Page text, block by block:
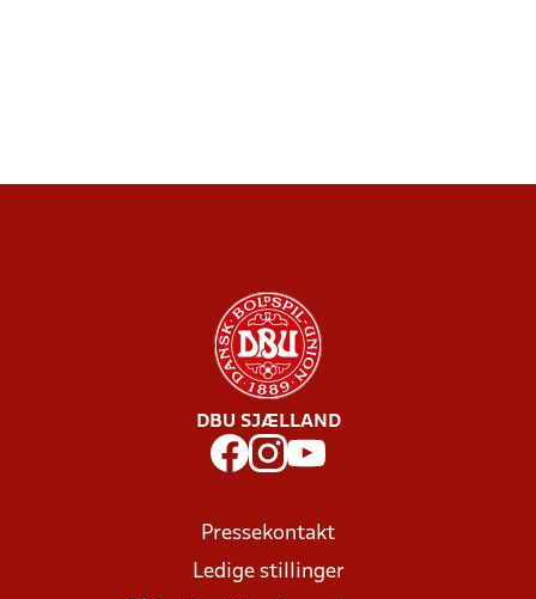
DBU SJÆLLAND
Pressekontakt
Ledige stillinger